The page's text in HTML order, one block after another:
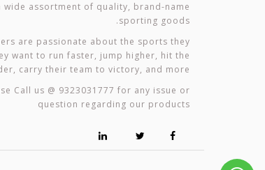
wide assortment of quality, brand-name
sporting goods.
are passionate about the sports they
want to run faster, jump higher, hit the
carry their team to victory, and more.
Call us @ 9323031777 for any issue or
question regarding our products